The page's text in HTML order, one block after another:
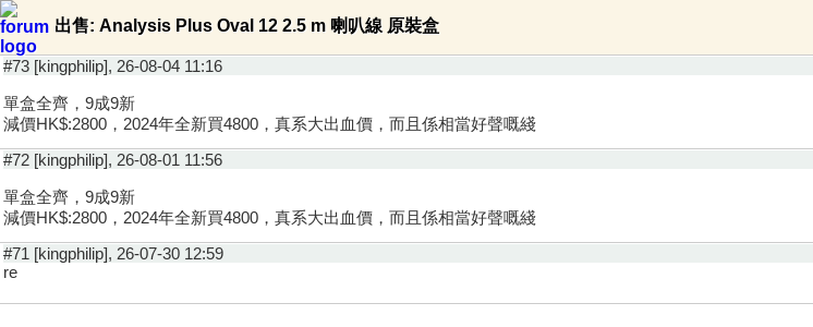
出售: Analysis Plus Oval 12 2.5 m 喇叭線 原裝盒
#73 [kingphilip], 26-08-04 11:16
單盒全齊，9成9新
減價HK$:2800，2024年全新買4800，真系大出血價，而且係相當好聲嘅綫
#72 [kingphilip], 26-08-01 11:56
單盒全齊，9成9新
減價HK$:2800，2024年全新買4800，真系大出血價，而且係相當好聲嘅綫
#71 [kingphilip], 26-07-30 12:59
re